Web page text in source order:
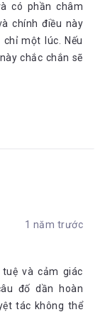
có phần châm
chính điều này
một lúc. Nếu
chắc chắn sẽ
1 năm trước
và cảm giác
đố dần hoàn
tác không thể